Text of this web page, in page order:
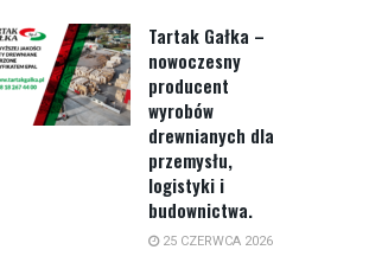
Tartak Gałka –
nowoczesny
producent
wyrobów
drewnianych dla
przemysłu,
logistyki i
budownictwa.
25 CZERWCA 2026